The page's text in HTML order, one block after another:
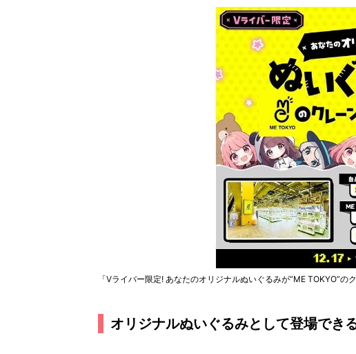
「Vライバー限定! あなたのオリジナルぬいぐるみが”ME TOKYO”の
オリジナルぬいぐるみとして登場でき